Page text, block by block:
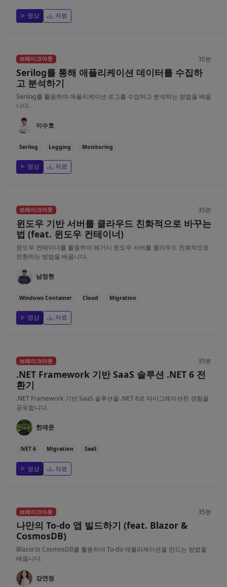
영상 자료
브레이크아웃 35분
Serilog를 통해 애플리케이션 데이터를 수집하
고 분석하기
Serilog를 활용하여 애플리케이션 로그를 수집하고 분석하는 방법을 배웁
니다.
이수호
Serilog Logging Monitoring
영상 자료
브레이크아웃 35분
윈도우 기반 서버를 클라우드 친화적으로 바꾸는
법 (feat. 윈도우 컨테이너)
윈도우 컨테이너를 활용하여 레거시 윈도우 서버를 클라우드 친화적으로
전환하는 방법을 배웁니다.
남정현
Windows Container Cloud Migration
영상 자료
브레이크아웃 35분
.NET Framework 기반 SaaS 솔루션 .NET 6 전
환기
.NET Framework 기반 SaaS 솔루션을 .NET 6로 마이그레이션한 경험을
공유합니다.
한재준
.NET 6 Migration SaaS
영상 자료
브레이크아웃 35분
나만의 To-do 앱 빌드하기 (feat. Blazor &
CosmosDB)
Blazor와 CosmosDB를 활용하여 To-do 애플리케이션을 만드는 방법을
배웁니다.
강연정